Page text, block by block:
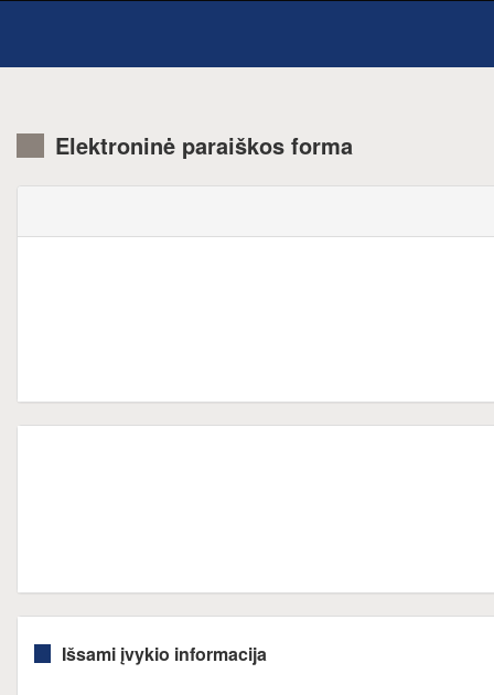
Elektroninė paraiškos forma
Išsami įvykio informacija